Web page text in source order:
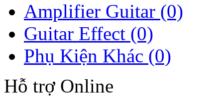
Amplifier Guitar (0)
Guitar Effect (0)
Phụ Kiện Khác (0)
Hỗ trợ Online